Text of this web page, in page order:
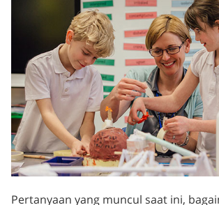
Pertanyaan yang muncul saat ini,